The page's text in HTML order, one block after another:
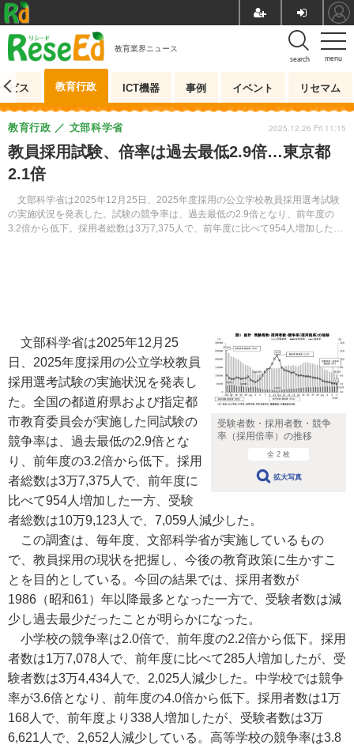
menu
search
教育業界ニュース
ビス 教育行政 ICT機器 事例 イベント リセマム
教員採用試験、倍率は過去最低2.9倍…東京都
2.1倍
文部科学省は2025年12月25日、2025年度採用の公立学校教員採用選考試験
の実施状況を発表した。試験の競争率は、過去最低の2.9倍となり、前年度の
3.2倍から低下。採用者総数は3万7,375人で、前年度に比べて954人増加した一
教育行政 文部科学省 2025.12.26 Fri 11:15
受験者数・採用者数・競争
率（採用倍率）の推移
全 2 枚
拡大写真
文部科学省は2025年12月25
日、2025年度採用の公立学校教員
採用選考試験の実施状況を発表し
た。全国の都道府県および指定都
市教育委員会が実施した同試験の
競争率は、過去最低の2.9倍とな
り、前年度の3.2倍から低下。採用
者総数は3万7,375人で、前年度に
比べて954人増加した一方、受験
者総数は10万9,123人で、7,059人減少した。
この調査は、毎年度、文部科学省が実施しているもの
で、教員採用の現状を把握し、今後の教育政策に生かすこ
とを目的としている。今回の結果では、採用者数が
1986（昭和61）年以降最多となった一方で、受験者数は減
少し過去最少だったことが明らかになった。
小学校の競争率は2.0倍で、前年度の2.2倍から低下。採用
者数は1万7,078人で、前年度に比べて285人増加したが、受
験者数は3万4,434人で、2,025人減少した。中学校では競争
率が3.6倍となり、前年度の4.0倍から低下。採用者数は1万
168人で、前年度より338人増加したが、受験者数は3万
6,621人で、2,652人減少している。高等学校の競争率は3.8